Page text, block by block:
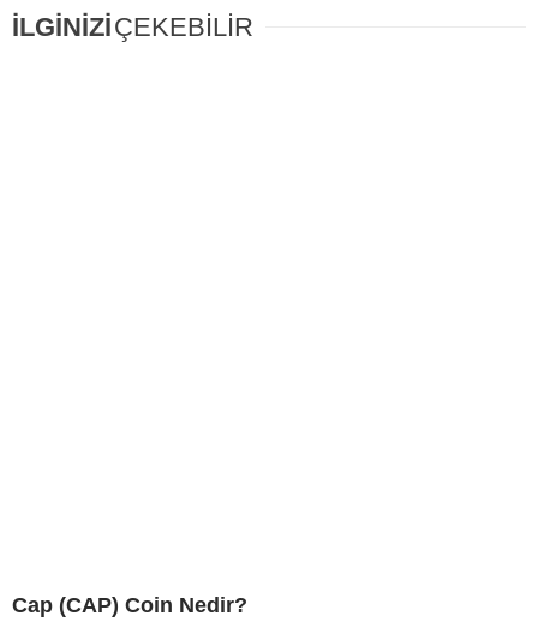
İLGİNİZİÇEKEBİLİR
Cap (CAP) Coin Nedir?